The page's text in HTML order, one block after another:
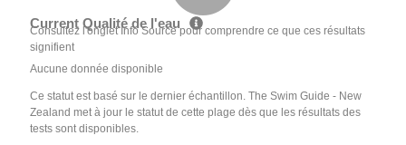
Current Qualité de l'eau
Consultez l'onglet Info Source pour comprendre ce que ces résultats
signifient
Aucune donnée disponible
Ce statut est basé sur le dernier échantillon. The Swim Guide - New
Zealand met à jour le statut de cette plage dès que les résultats des
tests sont disponibles.